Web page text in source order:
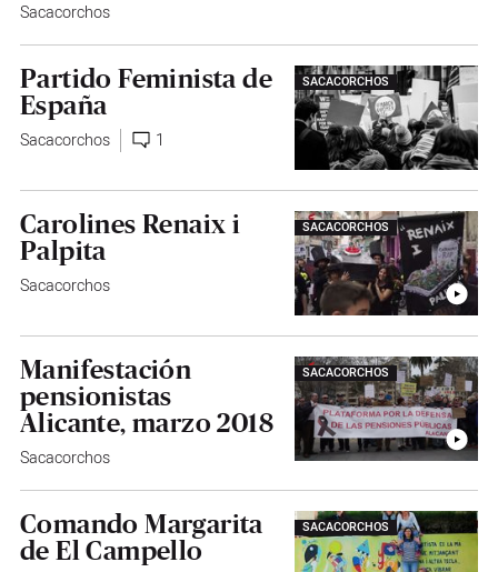
Sacacorchos
SACACORCHOS
Partido Feminista de
España
Sacacorchos 1
SACACORCHOS
Carolines Renaix i
Palpita
Sacacorchos
SACACORCHOS
Manifestación
pensionistas
Alicante, marzo 2018
Sacacorchos
SACACORCHOS
Comando Margarita
de El Campello